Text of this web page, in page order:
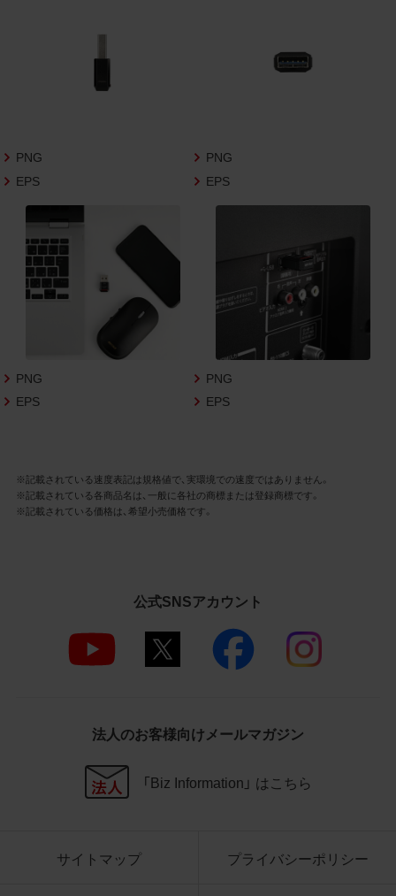
されることがあります。各データをダウン
ロードする際には最新の規約をご確認くだ
商品写真データ利用規約
お客様は、商品写真データに関する著作権
等の一切の権利が当社に帰属することに同
意します。
2.利用許諾
お客様は、商品写真データ利用規約に従い、
当社商品の販売活動（中古による販売の場
合を除く）に関する広告宣伝又は当社商品
の報道・解説に利用する場合に限り商品写
真データを複製、送信可能化して利用でき
3.遵守事項
商品写真データの全部又は一部の譲
渡、貸与、再利用許諾、改変、著作権表
示の除去等をしないこと
商品写真データに表示されている当
当社の商品であることを特定できる
商品写真データに著作権表示、ラベ
ル、商標その他のマークがある場合、
ページ以外のサイトとのリンクとし
て利用しないこと
PNG
EPS
PNG
EPS
PNG
EPS
PNG
EPS
※記載されている速度表記は規格値で、実環境での速度ではありません。
※記載されている各商品名は、一般に各社の商標または登録商標です。
※記載されている価格は、希望小売価格です。
公式SNSアカウント
法人のお客様向けメールマガジン
「Biz Information」 はこちら
サイトマップ プライバシーポリシー